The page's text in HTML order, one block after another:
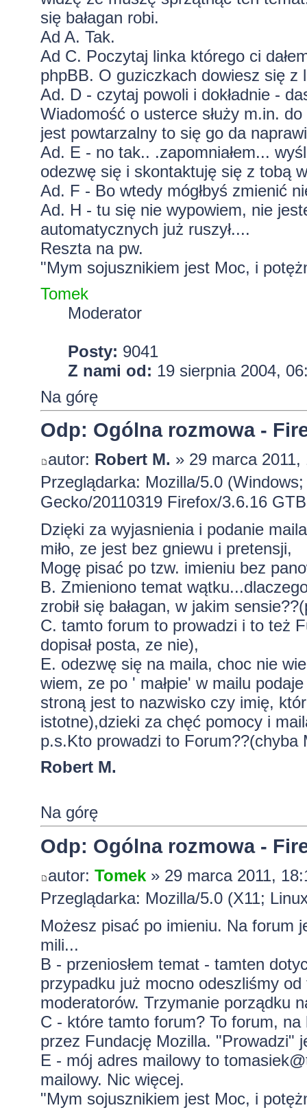
się bałagan robi.
Ad A. Tak.
Ad C. Poczytaj linka którego ci
phpBB. O guziczkach dowiesz się z
Ad. D - czytaj powoli i dokładnie -
Wiadomość o usterce służy m.in.
jest powtarzalny to się go da
Ad. E - no tak.. .zapomniałem...
odezwę się i skontaktuję się z tobą
Ad. F - Bo wtedy mógłbyś zmienić
Ad. H - tu się nie wypowiem, nie
automatycznych już ruszył....
Reszta na pw.
"Mym sojusznikiem jest Moc, i
Tomek
Moderator
Posty: 9041
Z nami od: 19 sierpnia 2004,
Na górę
Odp: Ogólna rozmowa -
autor: Robert M. » 29 marca 2011,
Przeglądarka: Mozilla/5.0
Gecko/20110319 Firefox/3.6.16
Dzięki za wyjasnienia i podanie
miło, ze jest bez gniewu i pretensji,
Mogę pisać po tzw. imieniu bez
B. Zmieniono temat
zrobił się bałagan, w jakim
C. tamto forum to prowadzi i to też
dopisał posta, ze nie),
E. odezwę się na maila, choc nie
wiem, ze po ' małpie' w mailu
stroną jest to nazwisko czy imię,
istotne),dzieki za chęć pomocy i
p.s.Kto prowadzi to Forum??(chyba
Robert M.
Na górę
Odp: Ogólna rozmowa -
autor: Tomek» 29 marca 2011,
Przeglądarka: Mozilla/5.0 (X11;
Możesz pisać po imieniu. Na forum
mili...
B - przeniosłem temat - tamten
przypadku już mocno odeszliśmy
moderatorów. Trzymanie porządku
C - które tamto forum? To forum,
przez Fundację Mozilla. "Prowadzi"
E - mój adres mailowy to
mailowy. Nic więcej.
"Mym sojusznikiem jest Moc, i